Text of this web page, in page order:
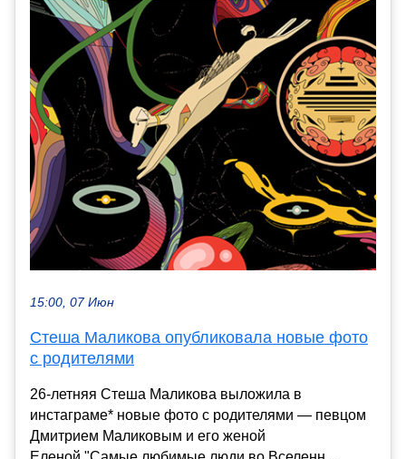
15:00, 07 Июн
Стеша Маликова опубликовала новые фото
с родителями
26-летняя Стеша Маликова выложила в
инстаграме* новые фото с родителями — певцом
Дмитрием Маликовым и его женой